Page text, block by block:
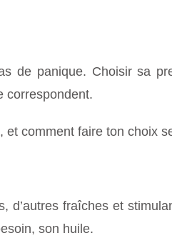
de panique. Choisir sa
correspondent.
comment faire ton choix
d’autres fraîches et
son huile.